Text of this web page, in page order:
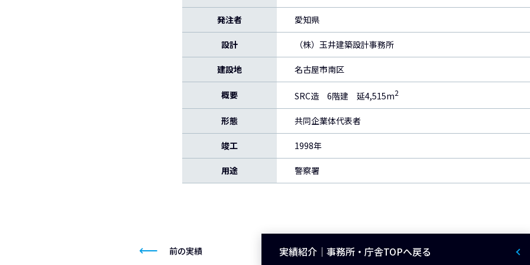
発注者 愛知県
設計 （株）玉井建築設計事務所
建設地 名古屋市南区
概要 SRC造 6階建 延4,515m2
形態 共同企業体代表者
竣工 1998年
用途 警察署
前の実績 実績紹介｜事務所・庁舎TOPへ戻る